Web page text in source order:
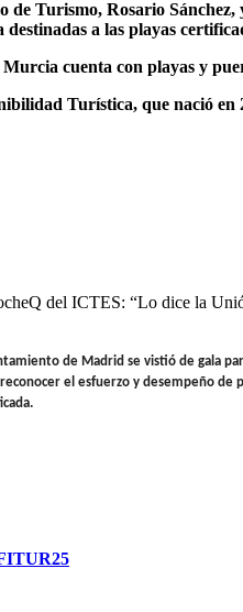
de Turismo, Rosario
a las playas
cuenta con playas y
Turística, que nació en
del ICTES: “Lo dice la
de Madrid se vistió de gala
el esfuerzo y desempeño